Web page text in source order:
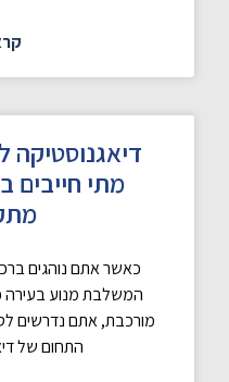
דיאגנוסטיקה
מתי
כאשר אתם נוהגים
המשלבת מנוע
מורכבת, אתם נדרשים
התחום של